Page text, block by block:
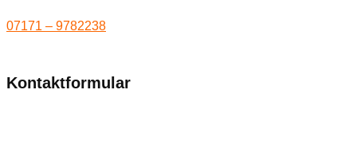
07171 – 9782238
Kontaktformular